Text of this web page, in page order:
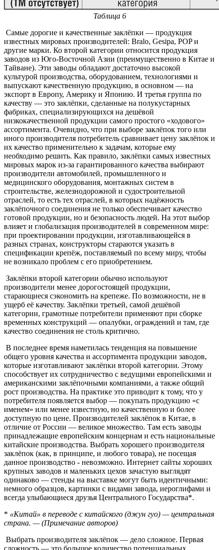
Таблица 6
Самые дорогие и качественные заклёпки — продукция
известных мировых производителей: Bralo, Gesipa, POP и
другие марки. Ко второй категории относится продукция
заводов из Юго-Восточной Азии (преимущественно в Китае и
Тайване). Эти заводы обладают достаточно высокой
культурой производства, оборудованием, технологиями и
выпускают качественную продукцию, в основном — на
экспорт в Европу, Америку и Японию. И третья группа по
качеству — это заклёпки, сделанные на полукустарных
фабриках, специализирующихся на дешёвой
низкокачественной продукции самого простого «ходового»
ассортимента. Очевидно, что при выборе заклёпок того или
иного производителя потребитель сравнивает цену заклёпок и
их качество применительно к задачам, которые ему
необходимо решить. Как правило, заклёпки самых известных
мировых марок из-за гарантированного качества выбирают
производители автомобилей, промышленного и
медицинского оборудования, монтажных систем в
строительстве, железнодорожной и судостроительной
отраслей, то есть тех отраслей, в которых надёжность
заклёпочного соединения не только обеспечивает качество
готовой продукции, но и безопасность людей. На этот выбор
влияет и глобализация производителей в современном мире:
при проектировании продукции, изготавливающейся в
разных странах, конструкторы стараются указать в
спецификации крепёж, поставляемый по всему миру, чтобы
не возникало проблем с его приобретением.
Заклёпки второй категории обычно используют
производители менее дорогостоящей продукции,
старающиеся сэкономить на крепеже. По возможности, не в
ущерб её качеству. Заклёпки третьей, самой дешёвой
категории, грамотные потребители применяют при сборке
временных конструкций — опалубки, ограждений и там, где
качество соединения не столь критично.
В последнее время наметилась тенденция на повышение
общего уровня качества и ассортимента продукции заводов,
которые изготавливают заклёпки второй категории. Этому
способствует их сотрудничество с ведущими европейскими и
американскими заклёпочными компаниями, а также общий
рост производства. На практике это приводит к тому, что у
потребителя появляется выбор — покупать продукцию «с
именем» или менее известную, но качественную и более
доступную по цене. Производителей заклёпок в Китае, в
отличие от России — великое множество. Там есть заводы
принадлежащие европейским концернам и есть национальные
китайские производства. Выбрать хорошего производителя
заклёпок (как, в принципе, и любого товара), не посещая
данное производство - невозможно. Интернет сайты хороших
крупных заводов и маленьких цехов зачастую выглядят
одинаково — стенды на выставке могут быть идентичными:
немного образцов, картинки с видами завода, иероглифами и
всегда улыбающиеся друзья Центрального Государства*.
* «Китай» в переводе с китайского (джун гуо) — центральная
страна. — (Примечание авторов)
Выбрать производителя заклёпок — дело сложное. Первая
сложность — это большое количество потенциальных